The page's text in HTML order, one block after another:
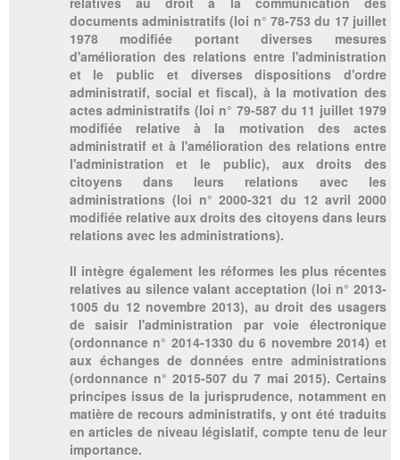
documents administratifs (loi n° 78-753 du 17 juillet
1978 modifiée portant diverses mesures
d'amélioration des relations entre l'administration
et le public et diverses dispositions d'ordre
administratif, social et fiscal), à la motivation des
actes administratifs (loi n° 79-587 du 11 juillet 1979
modifiée relative à la motivation des actes
administratif et à l'amélioration des relations entre
l'administration et le public), aux droits des
citoyens dans leurs relations avec les
administrations (loi n° 2000-321 du 12 avril 2000
modifiée relative aux droits des citoyens dans leurs
relations avec les administrations).
Il intègre également les réformes les plus récentes
relatives au silence valant acceptation (loi n° 2013-
1005 du 12 novembre 2013), au droit des usagers
de saisir l'administration par voie électronique
(ordonnance n° 2014-1330 du 6 novembre 2014) et
aux échanges de données entre administrations
(ordonnance n° 2015-507 du 7 mai 2015). Certains
principes issus de la jurisprudence, notamment en
matière de recours administratifs, y ont été traduits
en articles de niveau législatif, compte tenu de leur
importance.